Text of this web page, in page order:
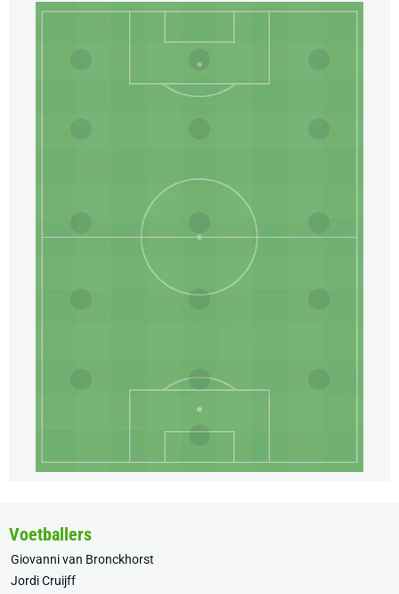
Voetballers
Giovanni van Bronckhorst
Jordi Cruijff